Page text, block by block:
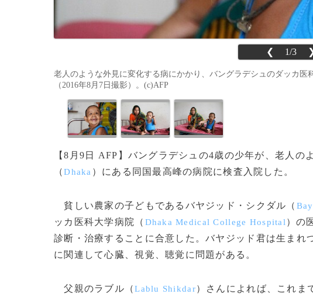
❮ 1/3
老人のような外見に変化する病にかかり、バングラデシュのダッカ
（2016年8月7日撮影）。(c)AFP
【8月9日 AFP】バングラデシュの4歳の少年が、老人
（Dhaka ）にある同国最高峰の病院に検査入院した。
貧しい農家の子どもであるバヤジッド・シクダル（
ッカ医科大学病院（ Dhaka Medical College Hospital ）の
診断・治療することに合意した。バヤジッド君は生まれ
に関連して心臓、視覚、聴覚に問題がある。
父親のラブル（Lablu Shikdar）さんによれば、これま